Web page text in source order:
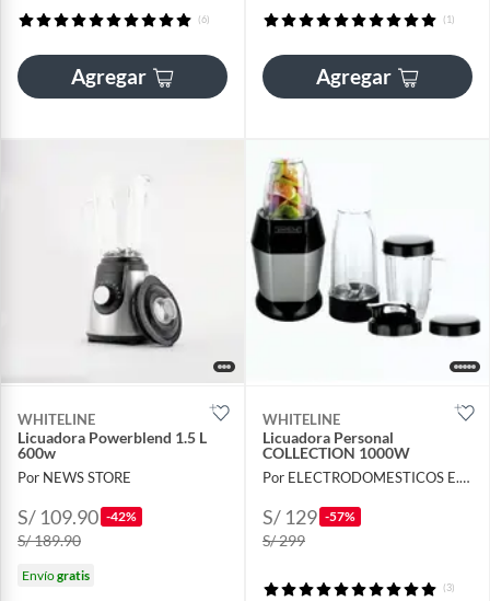
(6)
Agregar
(1)
Agregar
WHITELINE
Licuadora Powerblend 1.5 L
600w
Por NEWS STORE
S/ 109.90 -42%
S/ 189.90
Envíogratis
WHITELINE
Licuadora Personal
COLLECTION 1000W
Por ELECTRODOMESTICOS E.I.R.L
S/ 129 -57%
S/ 299
(3)